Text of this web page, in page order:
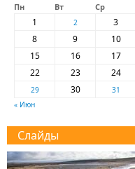
Пн Вт Ср
« Июн
1 2 3
8
9 10
15
16 17
22
23 24
29 30 31
Слайды